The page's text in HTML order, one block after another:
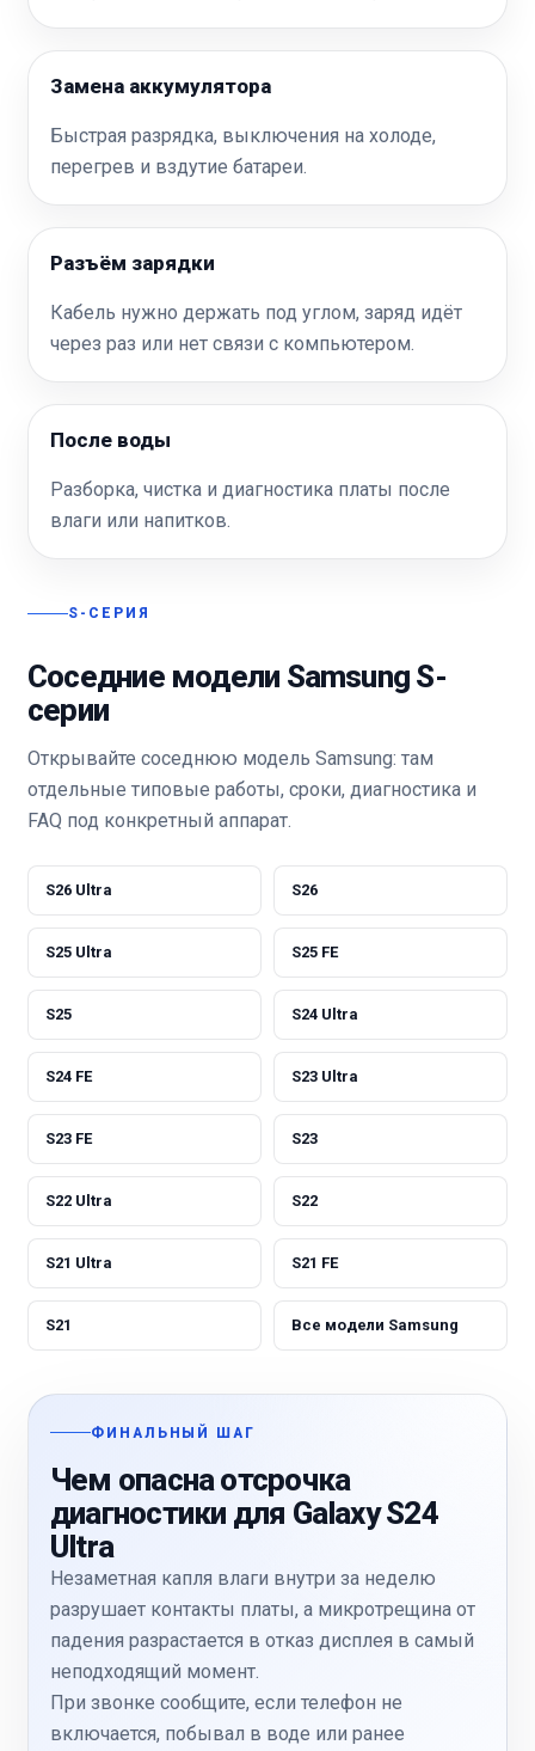
Замена аккумулятора
Быстрая разрядка, выключения на холоде,
перегрев и вздутие батареи.
Разъём зарядки
Кабель нужно держать под углом, заряд идёт
через раз или нет связи с компьютером.
После воды
Разборка, чистка и диагностика платы после
влаги или напитков.
S-СЕРИЯ
Соседние модели Samsung S-
серии
Открывайте соседнюю модель Samsung: там
отдельные типовые работы, сроки, диагностика и
FAQ под конкретный аппарат.
S26 Ultra S26
S25 Ultra S25 FE
S25 S24 Ultra
S24 FE S23 Ultra
S23 FE S23
S22 Ultra S22
S21 Ultra S21 FE
S21 Все модели Samsung
ФИНАЛЬНЫЙ ШАГ
Чем опасна отсрочка
диагностики для Galaxy S24
Ultra
Незаметная капля влаги внутри за неделю
разрушает контакты платы, а микротрещина от
падения разрастается в отказ дисплея в самый
неподходящий момент.
При звонке сообщите, если телефон не
включается, побывал в воде или ранее